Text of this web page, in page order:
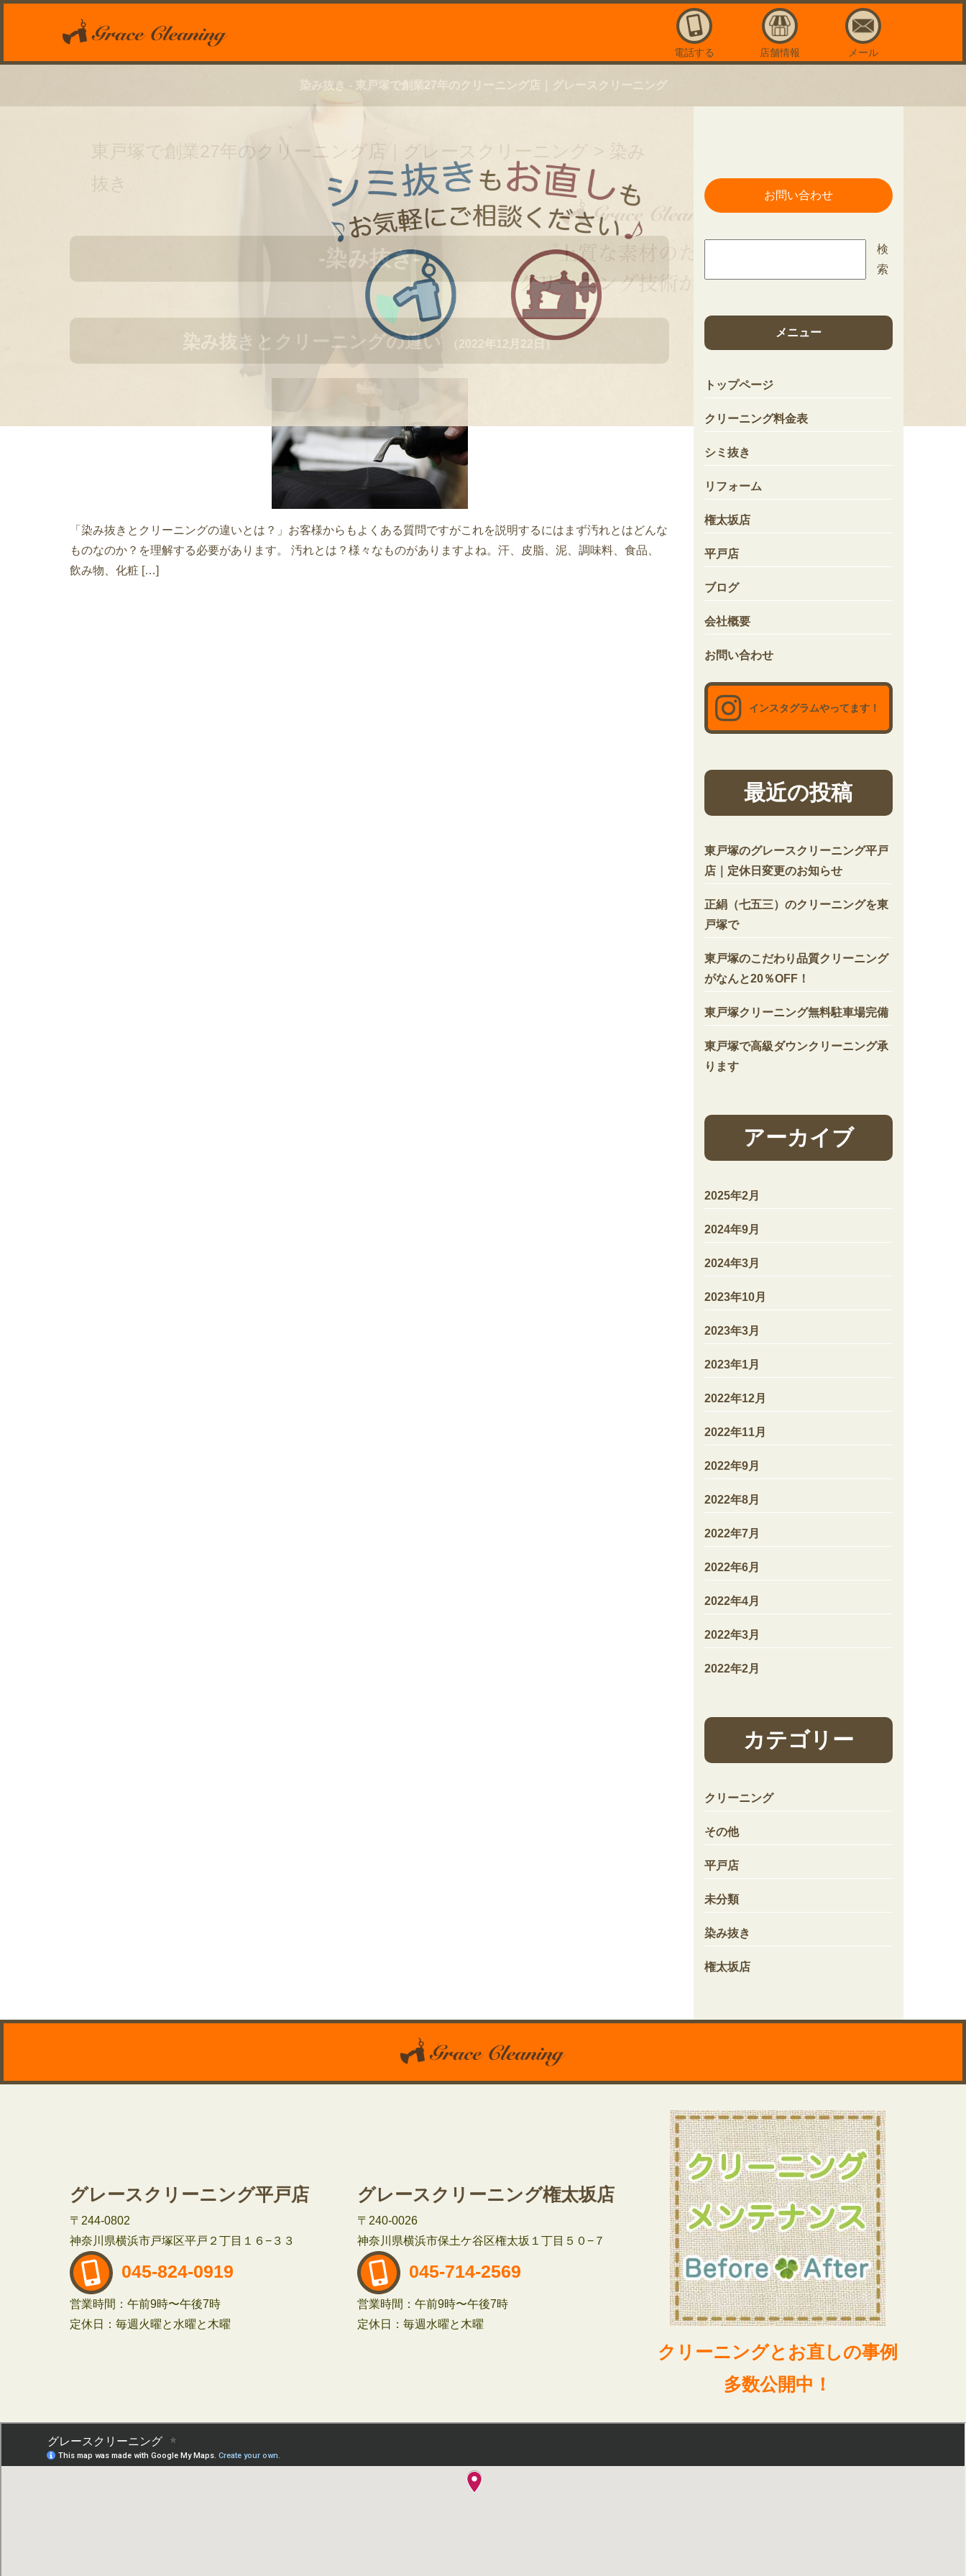
電話する 店舗情報 メール
染み抜き - 東戸塚で創業27年のクリーニング店｜グレースクリーニング
お問い合わせ
検
索
メニュー
トップページ
クリーニング料金表
シミ抜き
リフォーム
権太坂店
平戸店
ブログ
会社概要
お問い合わせ
インスタグラムやってます！
最近の投稿
東戸塚のグレースクリーニング平戸
店｜定休日変更のお知らせ
正絹（七五三）のクリーニングを東
戸塚で
東戸塚のこだわり品質クリーニング
がなんと20％OFF！
東戸塚クリーニング無料駐車場完備
東戸塚で高級ダウンクリーニング承
ります
アーカイブ
2025年2月
2024年9月
2024年3月
2023年10月
2023年3月
2023年1月
2022年12月
2022年11月
2022年9月
2022年8月
2022年7月
2022年6月
2022年4月
2022年3月
2022年2月
カテゴリー
クリーニング
その他
平戸店
未分類
染み抜き
権太坂店
東戸塚で創業27年のクリーニング店｜グレースクリーニング > 染み
抜き
-染み抜き-
染み抜きとクリーニングの違い （2022年12月22日）
「染み抜きとクリーニングの違いとは？」お客様からもよくある質問ですがこれを説明するにはまず汚れとはどんな
ものなのか？を理解する必要があります。 汚れとは？様々なものがありますよね。汗、皮脂、泥、調味料、食品、
飲み物、化粧 […]
グレースクリーニング平戸店
〒244-0802
神奈川県横浜市戸塚区平戸２丁目１６−３３
045-824-0919
営業時間：午前9時〜午後7時
定休日：毎週火曜と水曜と木曜
グレースクリーニング権太坂店
〒240-0026
神奈川県横浜市保土ケ谷区権太坂１丁目５０−７
045-714-2569
営業時間：午前9時〜午後7時
定休日：毎週水曜と木曜
クリーニングとお直しの事例
多数公開中！